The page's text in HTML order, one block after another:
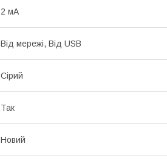
2 мА
Від мережі, Від USB
Сірий
Так
Новий